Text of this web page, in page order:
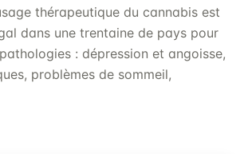
thérapeutique du cannabis est
dans une trentaine de pays pour
: dépression et angoisse,
problèmes de sommeil,